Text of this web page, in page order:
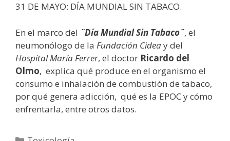
31 DE MAYO: DÍA MUNDIAL SIN TABACO.
En el marco del ¨Día Mundial Sin Tabaco¨, el
neumonólogo de la Fundación Cideay del
Hospital María Ferrer, el doctor Ricardo del
Olmo, explica qué produce en el organismo el
consumo e inhalación de combustión de tabaco,
por qué genera adicción, qué es la EPOC y cómo
enfrentarla, entre otros datos.
Categorías